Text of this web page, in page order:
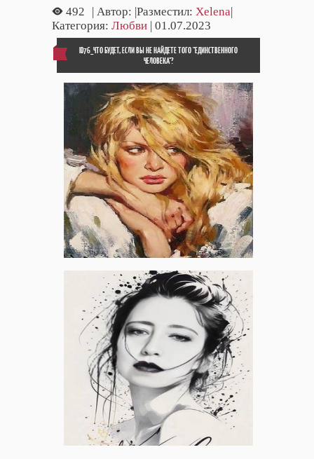
492
| Автор: |Разместил: Xelena|
Категория: Любви | 01.07.2023
ID76_ЧТО БУДЕТ, ЕСЛИ ВЫ НЕ НАЙДЕТЕ ТОГО "ЕДИНСТВЕННОГО
ЧЕЛОВЕКА"?